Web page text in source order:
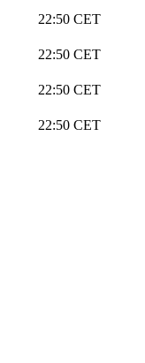
22:50 CET
22:50 CET
22:50 CET
22:50 CET